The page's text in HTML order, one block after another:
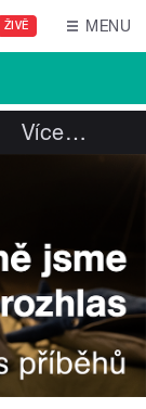
ŽIVĚ MENU
Více…